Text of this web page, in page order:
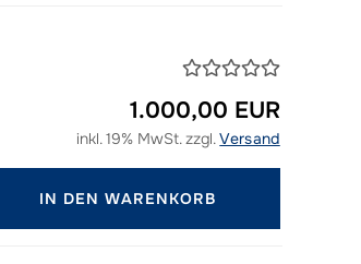
1.000,00 EUR
inkl. 19% MwSt. zzgl.Versand
IN DEN WARENKORB